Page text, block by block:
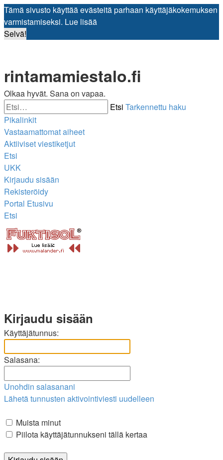
Tämä sivusto käyttää evästeitä parhaan käyttäjäkokemuksen
varmistamiseksi. Lue lisää
Selvä!
rintamamiestalo.fi
Olkaa hyvät. Sana on vapaa.
Etsi Tarkennettu haku
Pikalinkit
Vastaamattomat aiheet
Aktiiviset viestiketjut
Etsi
UKK
Kirjaudu sisään
Rekisteröidy
Portal Etusivu
Etsi
Kirjaudu sisään
Käyttäjätunnus:
Salasana:
Unohdin salasanani
Lähetä tunnusten aktivointiviesti uudelleen
Muista minut
Piilota käyttäjätunnukseni tällä kertaa